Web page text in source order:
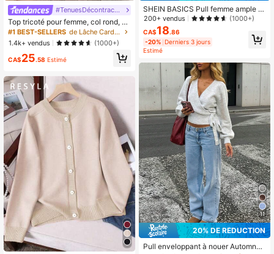
4.64 1.1K Suiveurs
1.1K Suiveurs
1.1K Suiveurs
#TenuesDécontractées
Top tricoté pour femme, col rond, si
mple boutonnage, couleur avoine, s
tyle décontracté Y2K, cardigan aut
omne, printemps, hiver
#1 BEST-SELLERS
de Lâche Cardigans pour femmes
1.4k+ vendus
(1000+)
CA$25.58 Estimé
SHEIN BASICS Pull femme ample c
ourt à col rond, manches longues, c
ouleur unie, style décontracté, blan
c cassé, manteau d'automne pour l
e travail en journée
200+ vendus (1000+)
CA$18.86
-20% Derniers 3 jours
Estimé
11
20% DE RÉDUCTION
Pull enveloppant à nouer Automne/